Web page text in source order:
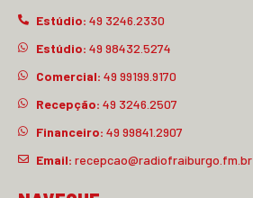
Estúdio: 49 3246.2330
Estúdio: 49 98432.5274
Comercial: 49 99199.9170
Recepção: 49 3246.2507
Financeiro: 49 99841.2907
Email: recepcao@radiofraiburgo.fm.br